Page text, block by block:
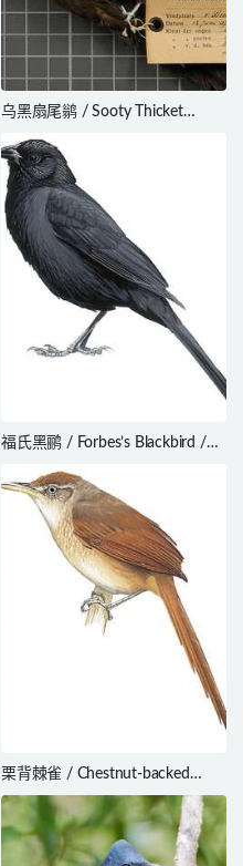
乌黑扇尾鹟 / Sooty Thicket
福氏黑鹂 / Forbes’s Blackbird /
栗背棘雀 / Chestnut-backed
Thornbird / Phacellodomus